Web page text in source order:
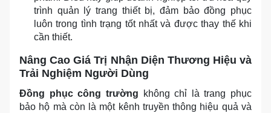
trình quản lý trang thiết bị, đảm bảo đồng phục
luôn trong tình trạng tốt nhất và được thay thế khi
cần thiết.
Nâng Cao Giá Trị Nhận Diện Thương Hiệu và
Trải Nghiệm Người Dùng
Đồng phục công trường không chỉ là trang phục
bảo hộ mà còn là một kênh truyền thông hiệu quả và